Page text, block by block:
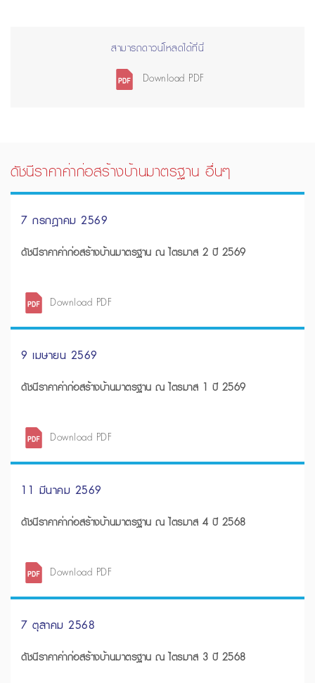
สามารถดาวน์โหลดได้ที่นี่
Download PDF
ดัชนีราคาค่าก่อสร้างบ้านมาตรฐาน อื่นๆ
7 กรกฎาคม 2569
ดัชนีราคาค่าก่อสร้างบ้านมาตรฐาน ณ ไตรมาส 2 ปี 2569
Download PDF
9 เมษายน 2569
ดัชนีราคาค่าก่อสร้างบ้านมาตรฐาน ณ ไตรมาส 1 ปี 2569
Download PDF
11 มีนาคม 2569
ดัชนีราคาค่าก่อสร้างบ้านมาตรฐาน ณ ไตรมาส 4 ปี 2568
Download PDF
7 ตุลาคม 2568
ดัชนีราคาค่าก่อสร้างบ้านมาตรฐาน ณ ไตรมาส 3 ปี 2568